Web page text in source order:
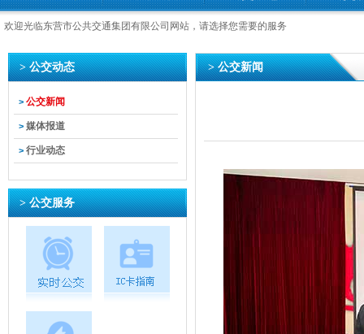
欢迎光临东营市公共交通集团有限公司网站，请选择您需要的服务
> 公交动态
> 公交新闻
> 媒体报道
> 行业动态
> 公交服务
> 公交新闻